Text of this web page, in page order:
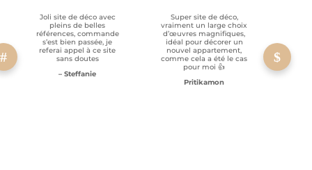
Joli site de déco avec
pleins de belles
références, commande
s’est bien passée, je
referai appel à ce site
sans doutes
– Steffanie
Super site de déco,
vraiment un large choix
d’œuvres magnifiques,
idéal pour décorer un
nouvel appartement,
comme cela a été le cas
pour moi 👍
Pritikamon